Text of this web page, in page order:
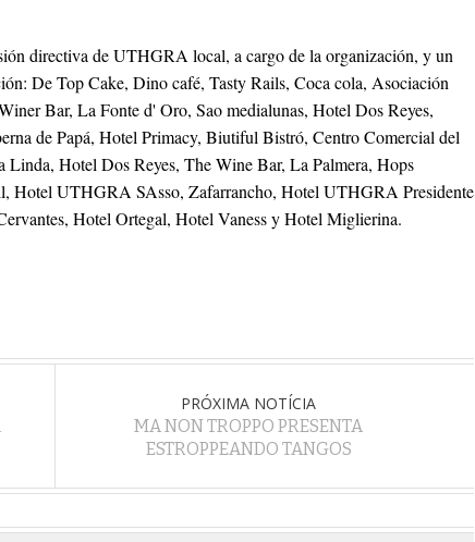
directiva de UTHGRA local, a cargo de la organización, y un
De Top Cake, Dino café, Tasty Rails, Coca cola, Asociación
Bar, La Fonte d' Oro, Sao medialunas, Hotel Dos Reyes,
de Papá, Hotel Primacy, Biutiful Bistró, Centro Comercial del
Hotel Dos Reyes, The Wine Bar, La Palmera, Hops
Hotel UTHGRA SAsso, Zafarrancho, Hotel UTHGRA Presidente
Hotel Ortegal, Hotel Vaness y Hotel Miglierina.
PRÓXIMA NOTÍCIA
MA NON TROPPO PRESENTA
ESTROPPEANDO TANGOS